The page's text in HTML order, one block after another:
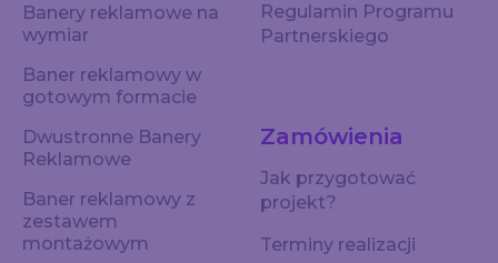
Banery reklamowe na
wymiar
Baner reklamowy w
gotowym formacie
Dwustronne Banery
Reklamowe
Baner reklamowy z
zestawem
montażowym
Regulamin Programu
Partnerskiego
Zamówienia
Jak przygotować
projekt?
Terminy realizacji